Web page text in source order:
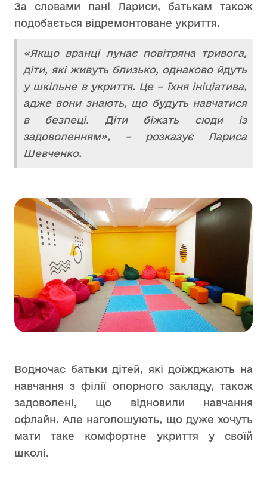
За словами пані Лариси, батькам також
подобається відремонтоване укриття.
«Якщо вранці лунає повітряна тривога,
діти, які живуть близько, однаково йдуть
у шкільне в укриття. Це – їхня ініціатива,
адже вони знають, що будуть навчатися
в безпеці. Діти біжать сюди із
задоволенням», – розказує Лариса
Шевченко.
Водночас батьки дітей, які доїжджають на
навчання з філії опорного закладу, також
задоволені, що відновили навчання
офлайн. Але наголошують, що дуже хочуть
мати таке комфортне укриття у своїй
школі.